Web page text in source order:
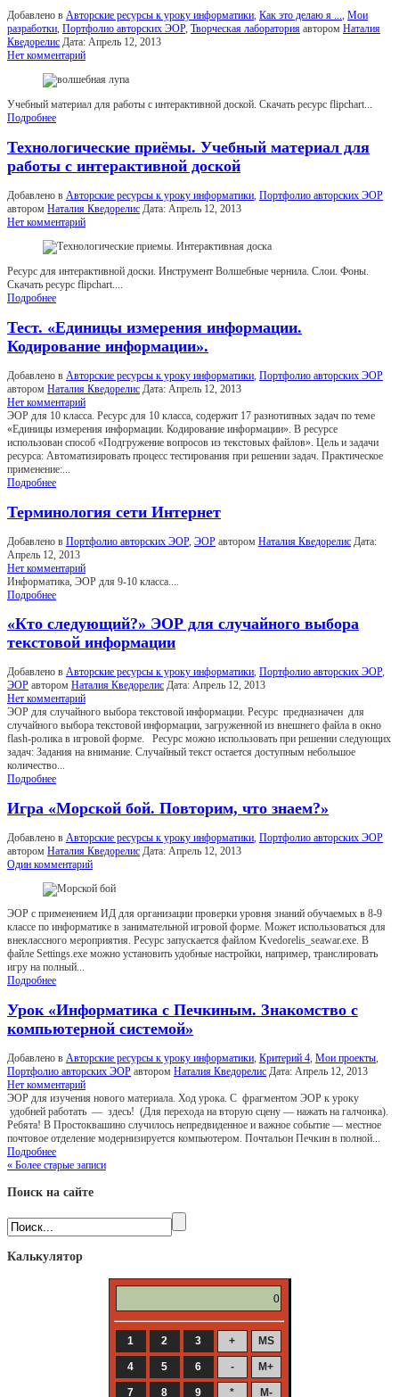
Добавлено в Авторские ресурсы к уроку информатики, Как это делаю я ..., Мои
разработки, Портфолио авторских ЭОР, Творческая лаборатория автором Наталия
Кведорелис Дата: Апрель 12, 2013
Нет комментарий
Учебный материал для работы с интерактивной доской. Скачать ресурс flipchart...
Подробнее
Технологические приёмы. Учебный материал для
работы с интерактивной доской
Добавлено в Авторские ресурсы к уроку информатики Портфолио авторских ЭОР
автором Наталия Кведорелис Дата: Апрель 12, 2013
Нет комментарий
Ресурс для интерактивной доски. Инструмент Волшебные чернила. Слои. Фоны.
Скачать ресурс flipchart....
Подробнее
Тест. «Единицы измерения информации.
Кодирование информации».
Добавлено в Авторские ресурсы к уроку информатики Портфолио авторских ЭОР
автором Наталия Кведорелис Дата: Апрель 12, 2013
Нет комментарий
ЭОР для 10 класса. Ресурс для 10 класса, содержит 17 разнотипных задач по теме
«Единицы измерения информации. Кодирование информации». В ресурсе
использован способ «Подгружение вопросов из текстовых файлов». Цель и задачи
ресурса: Автоматизировать процесс тестирования при решении задач. Практическое
применение:...
Подробнее
Терминология сети Интернет
Добавлено в Портфолио авторских ЭОР, ЭОР автором Наталия Кведорелис Дата:
Апрель 12, 2013
Нет комментарий
Информатика, ЭОР для 9-10 класса....
Подробнее
«Кто следующий?» ЭОР для случайного выбора
текстовой информации
Добавлено в Авторские ресурсы к уроку информатики, Портфолио авторских ЭОР,
ЭОР автором Наталия Кведорелис Дата: Апрель 12, 2013
Нет комментарий
ЭОР для случайного выбора текстовой информации. Ресурс предназначен для
случайного выбора текстовой информации, загруженной из внешнего файла в окно
flash-ролика в игровой форме. Ресурс можно использовать при решении следующих
задач: Задания на внимание. Случайный текст остается доступным небольшое
количество...
Подробнее
Игра «Морской бой. Повторим, что знаем?»
Добавлено в Авторские ресурсы к уроку информатики, Портфолио авторских ЭОР
автором Наталия Кведорелис Дата: Апрель 12, 2013
Один комментарий
ЭОР с применением ИД для организации проверки уровня знаний обучаемых в 8-9
классе по информатике в занимательной игровой форме. Может использоваться для
внеклассного мероприятия. Ресурс запускается файлом Kvedorelis_seawar.exe. В
файле Settings.exe можно установить удобные настройки, например, транслировать
игру на полный...
Подробнее
Урок «Информатика с Печкиным. Знакомство с
компьютерной системой»
Добавлено в Авторские ресурсы к уроку информатики, Критерий 4, Мои проекты,
Портфолио авторских ЭОР автором Наталия Кведорелис Дата: Апрель 12, 2013
Нет комментарий
ЭОР для изучения нового материала. Ход урока. С фрагментом ЭОР к уроку
удобней работать — здесь! (Для перехода на вторую сцену — нажать на галчонка).
Ребята! В Простоквашино случилось непредвиденное и важное событие — местное
почтовое отделение модернизируется компьютером. Почтальон Печкин в полной...
Подробнее
« Более старые записи
Поиск на сайте
Калькулятор